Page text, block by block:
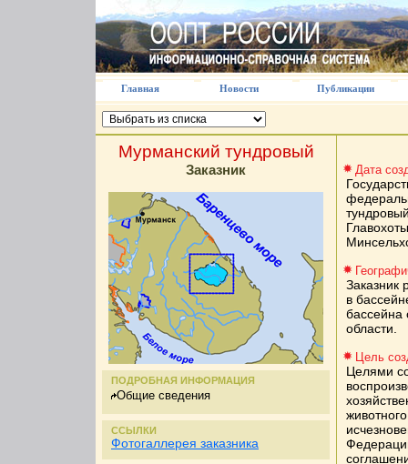
Главная Новости Публикации
Мурманский тундровый
Заказник
ПОДРОБНАЯ ИНФОРМАЦИЯ
Общие сведения
ССЫЛКИ
Фотогаллерея заказника
Дата
Заказник
в
бассейна
области.
Цель
Целями